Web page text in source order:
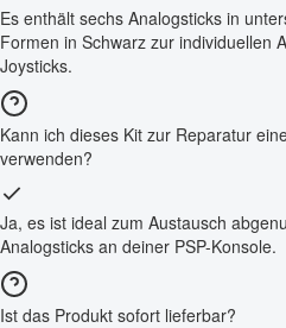
Es enthält sechs Analogsticks in
Formen in Schwarz zur individuellen
Joysticks.
Kann ich dieses Kit zur Reparatur
verwenden?
Ja, es ist ideal zum Austausch
Analogsticks an deiner PSP-Konsole.
Ist das Produkt sofort lieferbar?